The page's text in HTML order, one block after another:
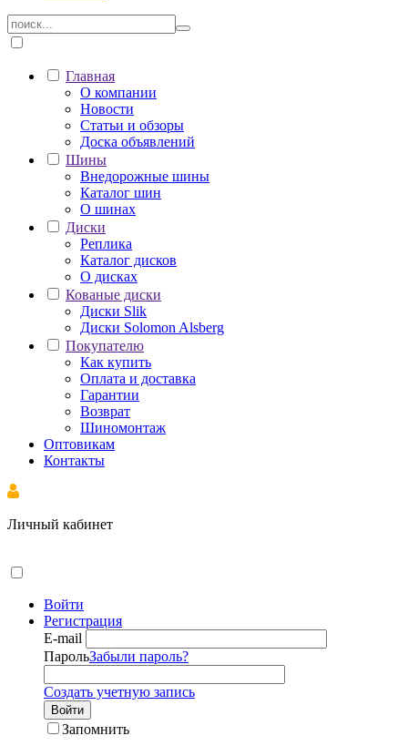
Главная
О компании
Новости
Статьи и обзоры
Доска объявлений
Шины
Внедорожные шины
Каталог шин
О шинах
Диски
Реплика
Каталог дисков
О дисках
Кованые диски
Диски Slik
Диски Solomon Alsberg
Покупателю
Как купить
Оплата и доставка
Гарантии
Возврат
Шиномонтаж
Оптовикам
Контакты
Личный кабинет
Войти
Регистрация
E-mail
ПарольЗабыли пароль?
Создать учетную запись
Войти
Запомнить